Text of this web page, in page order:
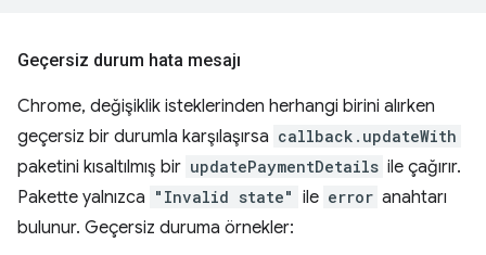
Geçersiz durum hata mesajı
Chrome, değişiklik isteklerinden herhangi birini alırken
geçersiz bir durumla karşılaşırsa callback.updateWith
paketini kısaltılmış bir updatePaymentDetails ile çağırır.
Pakette yalnızca "Invalid state" ile error anahtarı
bulunur. Geçersiz duruma örnekler: